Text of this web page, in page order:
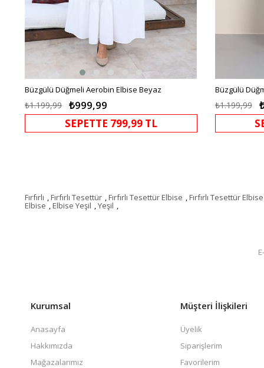
Büzgülü Düğmeli Aerobin Elbise Beyaz
₺999,99
₺1.199,99
SEPETTE 799,99 TL
Büzgülü
₺1.199,99
Fırfırlı ,Fırfırlı Tesettür ,Fırfırlı Tesettür Elbise ,Fırfırlı Tesettür
Elbise ,Elbise Yeşil ,Yeşil ,
Kurumsal
Anasayfa
Hakkımızda
Mağazalarımız
Müşteri İlişkileri
Üyelik
Siparişlerim
Favorilerim